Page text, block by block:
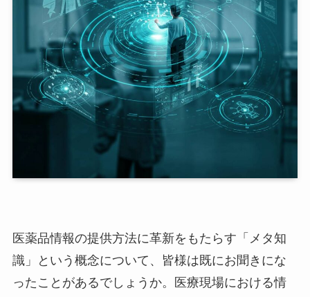
医薬品情報の提供方法に革新をもたらす「メタ知
識」という概念について、皆様は既にお聞きにな
ったことがあるでしょうか。医療現場における情